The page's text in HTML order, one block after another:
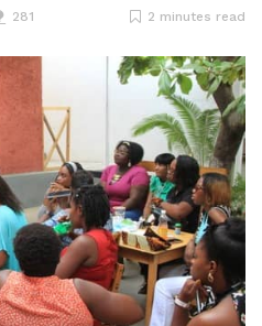
281 2 minutes read